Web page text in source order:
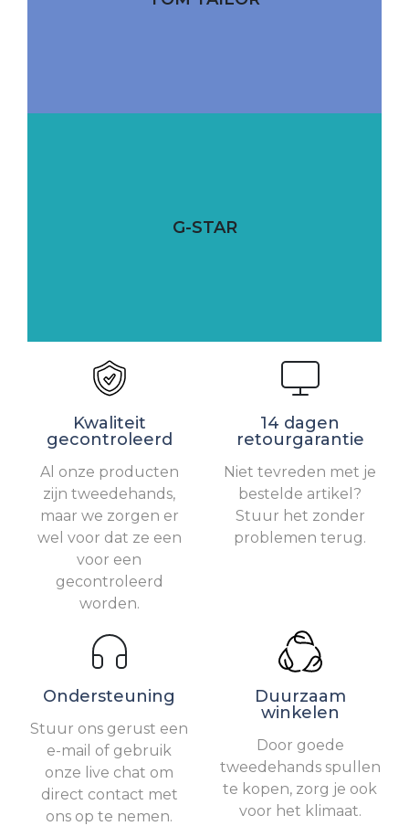
G-STAR
Kwaliteit
gecontroleerd
Al onze producten
zijn tweedehands,
maar we zorgen er
wel voor dat ze een
voor een
gecontroleerd
worden.
14 dagen
retourgarantie
Niet tevreden met je
bestelde artikel?
Stuur het zonder
problemen terug.
Ondersteuning
Stuur ons gerust een
e-mail of gebruik
onze live chat om
direct contact met
ons op te nemen.
Duurzaam
winkelen
Door goede
tweedehands spullen
te kopen, zorg je ook
voor het klimaat.